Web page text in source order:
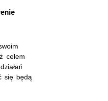
celem
się będą